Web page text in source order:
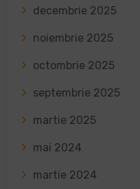
decembrie 2025
noiembrie 2025
octombrie 2025
septembrie 2025
martie 2025
mai 2024
martie 2024